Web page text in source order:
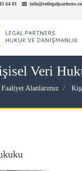
64 01
Veri
Faaliyet Alanlarımız